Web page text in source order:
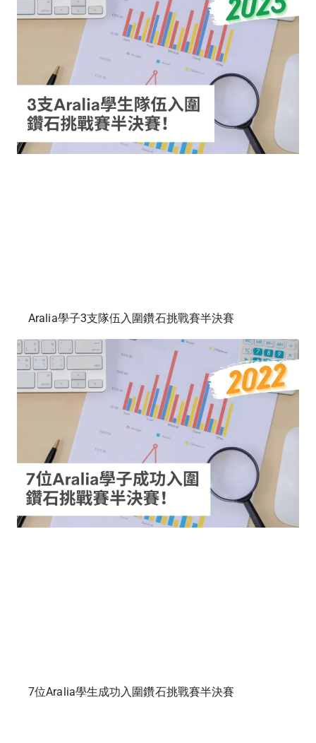
Aralia學子3支隊伍入圍鑽石挑戰賽半決賽
7位Aralia學生成功入圍鑽石挑戰賽半決賽